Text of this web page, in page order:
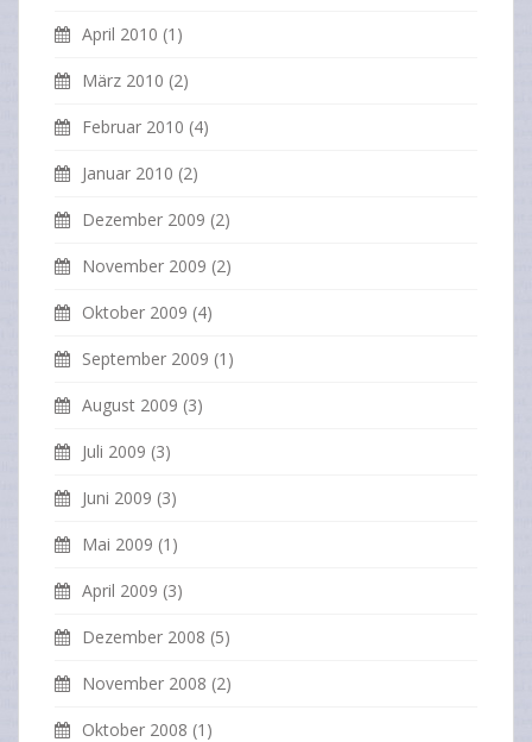
April 2010 (1)
März 2010 (2)
Februar 2010 (4)
Januar 2010 (2)
Dezember 2009 (2)
November 2009 (2)
Oktober 2009 (4)
September 2009 (1)
August 2009 (3)
Juli 2009 (3)
Juni 2009 (3)
Mai 2009 (1)
April 2009 (3)
Dezember 2008 (5)
November 2008 (2)
Oktober 2008 (1)